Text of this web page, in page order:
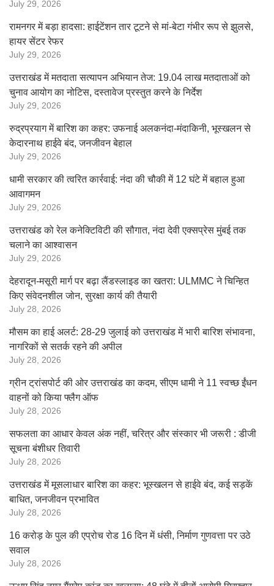
July 29, 2026
रामनगर में बड़ा हादसा: हाईटेंशन तार टूटने से मां-बेटा गंभीर रूप से झुलसे,
हायर सेंटर रेफर
July 29, 2026
उत्तराखंड में मतदाता सत्यापन अभियान तेज: 19.04 लाख मतदाताओं को
चुनाव आयोग का नोटिस, दस्तावेज प्रस्तुत करने के निर्देश
July 29, 2026
रुद्रप्रयाग में बारिश का कहर: उफनाई अलकनंदा-मंदाकिनी, भूस्खलन से
केदारनाथ हाईवे बंद, जनजीवन बेहाल
July 29, 2026
धामी सरकार की त्वरित कार्रवाई: नंदा की चौकी में 12 घंटे में बहाल हुआ
आवागमन
July 29, 2026
उत्तराखंड को रेल कनेक्टिविटी की सौगात, नंदा देवी एक्सप्रेस मुंबई तक
चलाने का आश्वासन
July 29, 2026
देहरादून-मसूरी मार्ग पर बढ़ा लैंडस्लाइड का खतरा: ULMMC ने चिन्हित
किए संवेदनशील जोन, सुरक्षा कार्य की तैयारी
July 28, 2026
मौसम का हाई अलर्ट: 28-29 जुलाई को उत्तराखंड में भारी बारिश संभावना,
नागरिकों से सतर्क रहने की अपील
July 28, 2026
ग्रीन ट्रांसपोर्ट की ओर उत्तराखंड का कदम, सीएम धामी ने 11 स्वच्छ ईंधन
वाहनों को किया फ्लैग ऑफ
July 28, 2026
सफलता का आधार केवल अंक नहीं, चरित्र और संस्कार भी जरूरी : डीजी
सूचना बंशीधर तिवारी
July 28, 2026
उत्तराखंड में मूसलाधार बारिश का कहर: भूस्खलन से हाईवे बंद, कई सड़कें
बाधित, जनजीवन प्रभावित
July 28, 2026
16 करोड़ के पुल की एप्रोच रोड 16 दिन में धंसी, निर्माण गुणवत्ता पर उठे
सवाल
July 28, 2026